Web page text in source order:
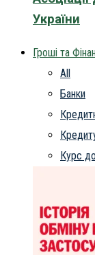
України
Гроші та
All
Банки
Курс